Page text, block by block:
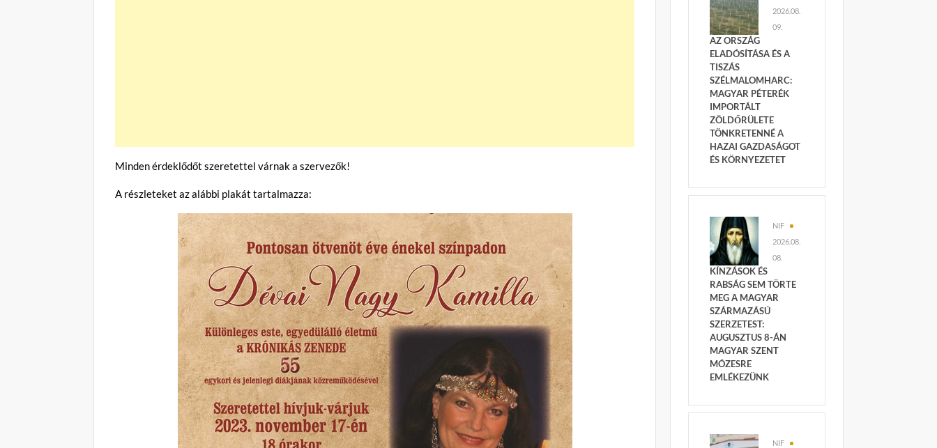
Minden érdeklődőt szeretettel várnak a szervezők!
A részleteket az alábbi plakát tartalmazza:
2026.08.
09.
AZ ORSZÁG
ELADÓSÍTÁSA ÉS A
TISZÁS
SZÉLMALOMHARC:
MAGYAR PÉTERÉK
IMPORTÁLT
ZÖLDŐRÜLETE
TÖNKRETENNÉ A
HAZAI GAZDASÁGOT
ÉS KÖRNYEZETET
NIF
2026.08.
08.
KÍNZÁSOK ÉS
RABSÁG SEM TÖRTE
MEG A MAGYAR
SZÁRMAZÁSÚ
SZERZETEST:
AUGUSZTUS 8-ÁN
MAGYAR SZENT
MÓZESRE
EMLÉKEZÜNK
NIF